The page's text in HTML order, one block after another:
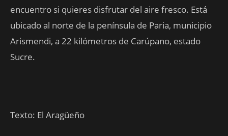
encuentro si quieres disfrutar del aire fresco. Está
ubicado al norte de la península de Paria, municipio
Arismendi, a 22 kilómetros de Carúpano, estado
Sucre.
Texto: El Aragüeño